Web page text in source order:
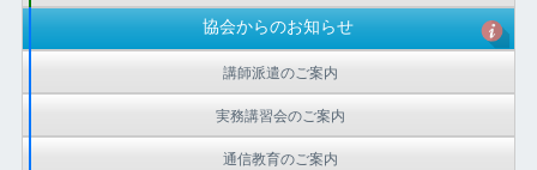
協会からのお知らせ
講師派遣のご案内
実務講習会のご案内
通信教育のご案内